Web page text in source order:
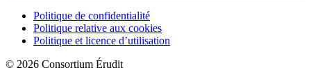
Politique de confidentialité
Politique relative aux cookies
Politique et licence d’utilisation
© 2026 Consortium Érudit